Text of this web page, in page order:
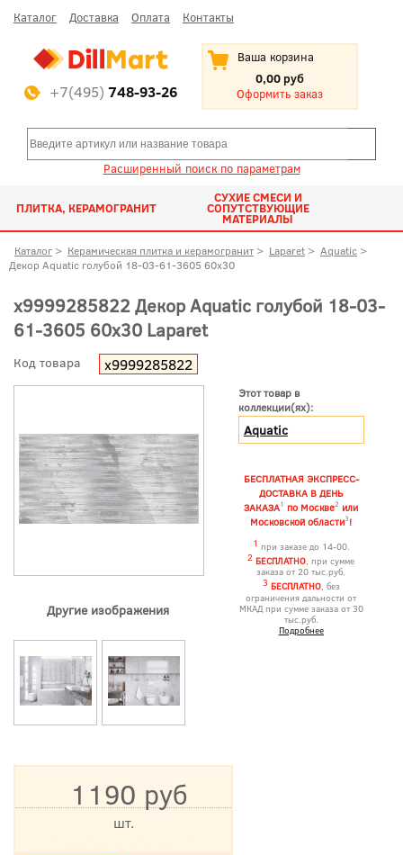
Каталог Доставка Оплата Контакты
+7(495) 748-93-26
Ваша корзина
0,00 руб
Оформить заказ
Расширенный поиск по параметрам
ПЛИТКА, КЕРАМОГРАНИТ
СУХИЕ СМЕСИ И
СОПУТСТВУЮЩИЕ
МАТЕРИАЛЫ
Каталог > Керамическая плитка и керамогранит > Laparet > Aquatic >
Декор Aquatic голубой 18-03-61-3605 60x30
х9999285822 Декор Aquatic голубой 18-03-
61-3605 60x30 Laparet
Код товара х9999285822
Другие изображения
Этот товар в
коллекции(ях):
Aquatic
БЕСПЛАТНАЯ ЭКСПРЕСС-
ДОСТАВКА В ДЕНЬ
ЗАКАЗА1 по Москве2 или
Московской области3!
1 при заказе до 14-00.
2 БЕСПЛАТНО, при сумме
заказа от 20 тыс.руб.
3 БЕСПЛАТНО, без
ограничения дальности от
МКАД при сумме заказа от 30
тыс.руб.
Подробнее
1190 руб
шт.